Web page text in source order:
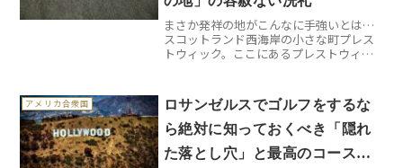
まさか発祥の地がこんなに手強いとは…
スコットランド西海岸の小さな町プレス
トウィック。ここにあるプレストウィッ
さにゴルフの聖地です。グラスゴーから
電車で約45分とい...
アメリカ合衆国
ロサンゼルスでゴルフをするな
ら絶対に知っておくべき「隠れ
た落とし穴」と最高のコース選